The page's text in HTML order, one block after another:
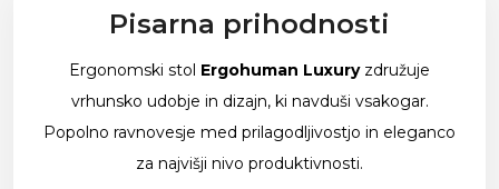
Pisarna prihodnosti
Ergonomski stol Ergohuman Luxuryzdružuje
vrhunsko udobje in dizajn, ki navduši vsakogar.
Popolno ravnovesje med prilagodljivostjo in eleganco
za najvišji nivo produktivnosti.